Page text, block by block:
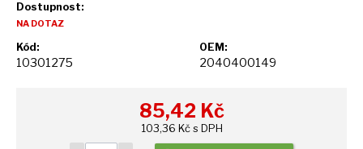
Dostupnost:
NA DOTAZ
Kód:
10301275
OEM:
2040400149
85,42 Kč
103,36 Kč s DPH